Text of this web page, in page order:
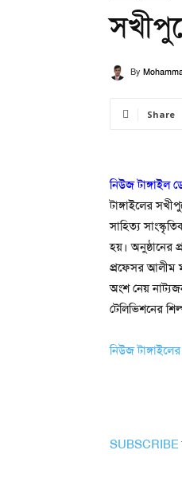
By
Share
নিউজ টাঙ্গাইল
টাঙ্গাইলের
সাহিত্য
হয়। অনুষ্ঠানের
প্রফেসর আলীম
অংশ নেয়
টেলিভিশনের
নিউজ
SUBSCRIBE